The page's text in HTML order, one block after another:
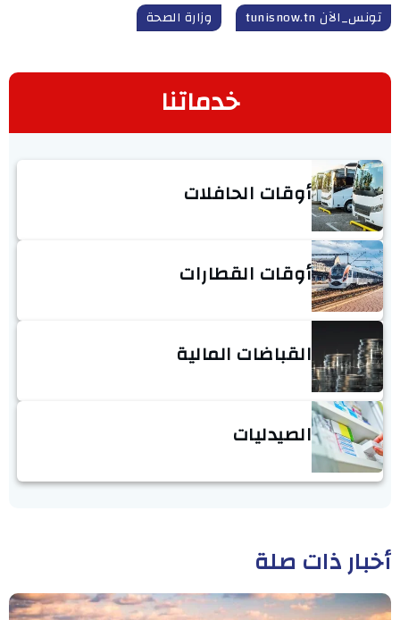
تونس_الآن tunisnow.tn
وزارة الصحة
خدماتنا
أوقات الحافلات
أوقات القطارات
القباضات المالية
الصيدليات
أخبار ذات صلة